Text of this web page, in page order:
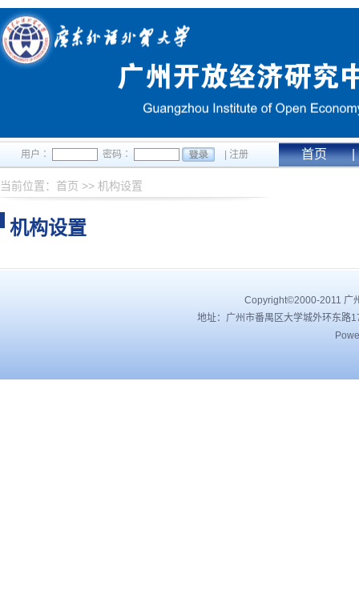
用户∶ 密码∶ 注册 首页 |
当前位置： 首页 >> 机构设置
机构设置
Copyright©2000-2011 广
地址：广州市番禺区大学城外环东路